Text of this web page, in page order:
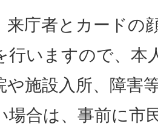
庁者とカードの
行いますので、本
や施設入所、障害
場合は、事前に市